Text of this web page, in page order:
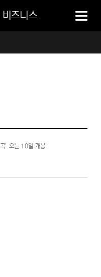
비즈니스
’ 오는 10일 개봉!